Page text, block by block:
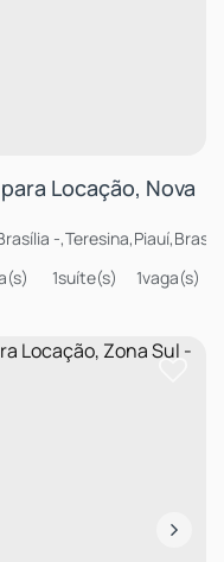
Locação, Nova
,Teresina,Piauí,Brasil
1suíte(s) 1vaga(s)